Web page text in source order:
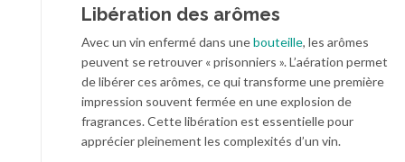
Libération des arômes
Avec un vin enfermé dans unebouteille, les arômes
peuvent se retrouver « prisonniers ». L’aération permet
de libérer ces arômes, ce qui transforme une première
impression souvent fermée en une explosion de
fragrances. Cette libération est essentielle pour
apprécier pleinement les complexités d’un vin.